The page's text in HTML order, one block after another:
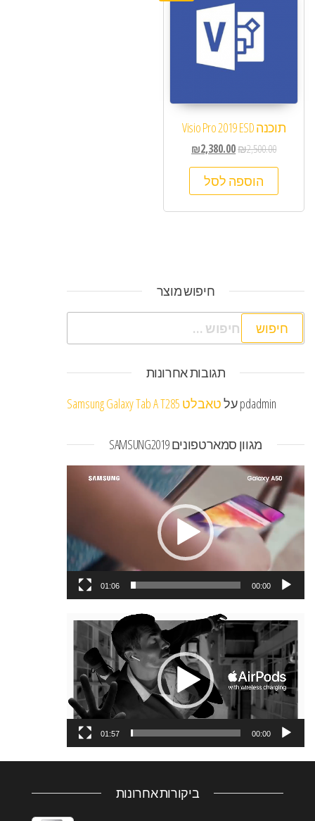
תוכנה Visio Pro 2019 ESD
₪2,500.00
₪2,380.00
הוספה לסל
חיפוש מוצר
חיפוש:
תגובות אחרונות
pdadminעלטאבלט Samsung Galaxy Tab A T285
מגוון סמארטפונים SAMSUNG2019
נגן
וידאו
00:00
01:06
נגן
וידאו
00:00
01:57
ביקורות אחרונות